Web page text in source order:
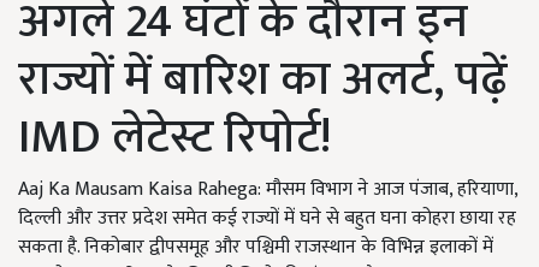
अगले 24 घंटों के दौरान इन
राज्यों में बारिश का अलर्ट, पढ़ें
IMD लेटेस्ट रिपोर्ट!
Aaj Ka Mausam Kaisa Rahega: मौसम विभाग ने आज पंजाब, हरियाणा,
दिल्ली और उत्तर प्रदेश समेत कई राज्यों में घने से बहुत घना कोहरा छाया रह
सकता है. निकोबार द्वीपसमूह और पश्चिमी राजस्थान के विभिन्न इलाकों में